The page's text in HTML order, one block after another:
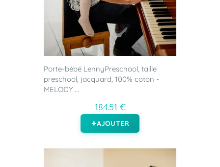
Porte-bébé LennyPreschool, taille
preschool, jacquard, 100% coton -
MELODY ...
184.51 €
AJOUTER